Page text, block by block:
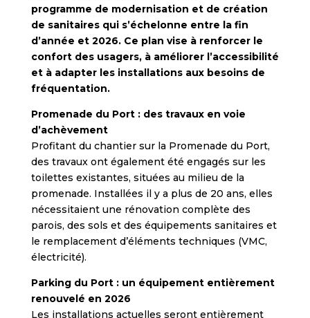
programme de modernisation et de création
de sanitaires qui s’échelonne entre la fin
d’année et 2026. Ce plan vise à renforcer le
confort des usagers, à améliorer l’accessibilité
et à adapter les installations aux besoins de
fréquentation.
Promenade du Port : des travaux en voie
d’achèvement
Profitant du chantier sur la Promenade du Port,
des travaux ont également été engagés sur les
toilettes existantes, situées au milieu de la
promenade. Installées il y a plus de 20 ans, elles
nécessitaient une rénovation complète des
parois, des sols et des équipements sanitaires et
le remplacement d’éléments techniques (VMC,
électricité).
Parking du Port : un équipement entièrement
renouvelé en 2026
Les installations actuelles seront entièrement